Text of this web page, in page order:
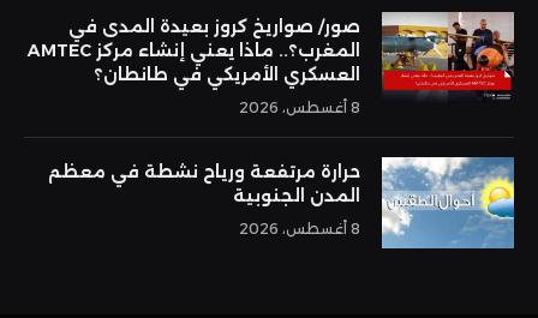
صور/ صواريخ كروز بعيدة المدى في
المغرب؟.. ماذا يعني إنشاء مركز AMTEC
العسكري الأمريكي في طانطان؟
8 أغسطس، 2026
حرارة مرتفعة ورياح نشطة في معظم
المدن الجنوبية
8 أغسطس، 2026